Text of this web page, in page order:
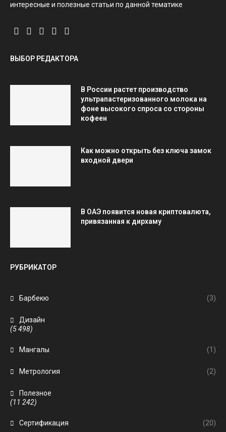
интересные и полезные статьи по данной тематике
ВЫБОР РЕДАКТОРА
В России растет производство
ультрапастеризованного молока на
фоне высокого спроса со стороны
кофеен
Как можно открыть без ключа замок
входной двери
В ОАЭ появится новая криптовалюта,
привязанная к дирхаму
РУБРИКАТОР
Барбекю (3)
Дизайн
(5 498)
Мангалы (1)
Метрология (2)
Полезное
(11 242)
Сертификация (20)